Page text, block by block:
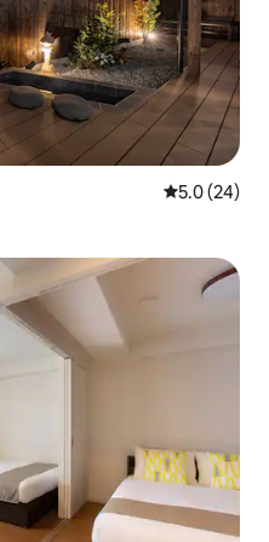
Calificación
5.0 (24)